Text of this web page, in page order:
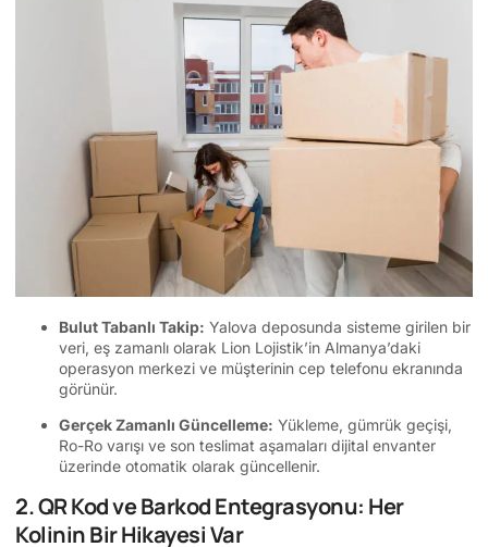
Bulut Tabanlı Takip: Yalova deposunda sisteme girilen bir
veri, eş zamanlı olarak Lion Lojistik’in Almanya’daki
operasyon merkezi ve müşterinin cep telefonu ekranında
görünür.
Gerçek Zamanlı Güncelleme: Yükleme, gümrük geçişi,
Ro-Ro varışı ve son teslimat aşamaları dijital envanter
üzerinde otomatik olarak güncellenir.
2. QR Kod ve Barkod Entegrasyonu: Her
Kolinin Bir Hikayesi Var